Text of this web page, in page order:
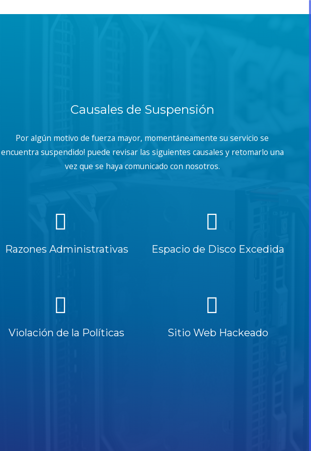
Causales de Suspensión
Por algún motivo de fuerza mayor, momentáneamente su servicio se
encuentra suspendido! puede revisar las siguientes causales y retomarlo una
vez que se haya comunicado con nosotros.
Razones Administrativas Espacio de Disco Excedida
Violación de la Políticas Sitio Web Hackeado